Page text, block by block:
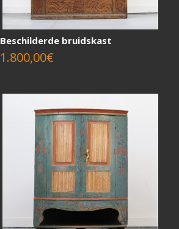
Beschilderde bruidskast
1.800,00€